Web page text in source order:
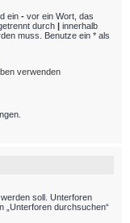
ein - vor ein Wort, das
durch | innerhalb
muss. Benutze ein * als
verwenden
soll. Unterforen
„Unterforen durchsuchen“